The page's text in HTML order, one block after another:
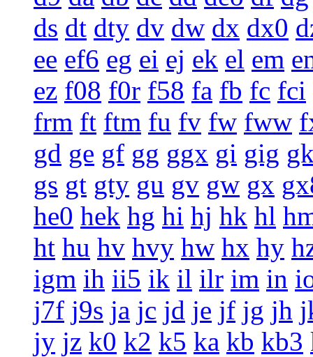
ds dt dty dv dw dx dx0
ee ef6 eg ei ej ek el em
ez f08 f0r f58 fa fb fc fci
frm ft ftm fu fv fw fww
gd ge gf gg ggx gi gig
gs gt gty gu gv gw gx
he0 hek hg hi hj hk hl
ht hu hv hvy hw hx hy
igm ih ii5 ik il ilr im in
j7f j9s ja jc jd je jf jg jh
jy jz k0 k2 k5 ka kb kb3